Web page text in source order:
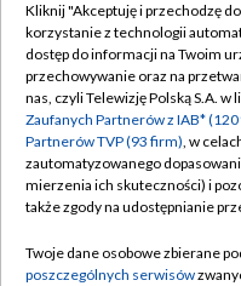
Abonament TVP
Emisja w TVP
Centrum informacji
Naziemna Telewizja
Rada Programowa
Kliknij "Akceptuję i przechodzę
korzystanie z technologii
dostęp do informacji na Twoim
przechowywanie oraz na
nas, czyli Telewizję Polską S.A. w
Zaufanych Partnerów z IAB*
Partnerów TVP (93 firm), w
zautomatyzowanego
mierzenia ich skuteczności) i
także zgody na udostępnianie
Twoje dane osobowe zbierane
poszczególnych serwisów